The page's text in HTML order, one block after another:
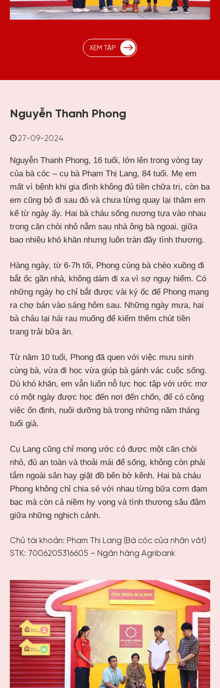
XEM TẬP
Nguyễn Thanh Phong
27-09-2024
Nguyễn Thanh Phong, 16 tuổi, lớn lên trong vòng tay
của bà cóc – cụ bà Phạm Thị Lang, 84 tuổi. Mẹ em
mất vì bệnh khi gia đình không đủ tiền chữa trị, còn ba
em cũng bỏ đi sau đó và chưa từng quay lại thăm em
kể từ ngày ấy. Hai bà cháu sống nương tựa vào nhau
trong căn chòi nhỏ nằm sau nhà ông bà ngoại, giữa
bao nhiêu khó khăn nhưng luôn tràn đầy tình thương.
Hàng ngày, từ 6-7h tối, Phong cùng bà chèo xuồng đi
bắt ốc gần nhà, không dám đi xa vì sợ nguy hiểm. Có
những ngày họ chỉ bắt được vài ký ốc để Phong mang
ra chợ bán vào sáng hôm sau. Những ngày mưa, hai
bà cháu lại hái rau muống để kiếm thêm chút tiền
trang trải bữa ăn.
Từ năm 10 tuổi, Phong đã quen với việc mưu sinh
cùng bà, vừa đi học vừa giúp bà gánh vác cuộc sống.
Dù khó khăn, em vẫn luôn nỗ lực học tập với ước mơ
có một ngày được học đến nơi đến chốn, để có công
việc ổn định, nuôi dưỡng bà trong những năm tháng
tuổi già.
Cụ Lang cũng chỉ mong ước có được một căn chòi
nhỏ, đủ an toàn và thoải mái để sống, không còn phải
tắm ngoài sân hay giặt đồ bên bờ kênh. Hai bà cháu
Phong không chỉ chia sẻ với nhau từng bữa cơm đạm
bạc mà còn cả niềm hy vọng và tình thương sâu đậm
giữa những nghịch cảnh.
Chủ tài khoản: Phạm Thị Lang (Bà cóc của nhân vật)
STK: 7006205316605 – Ngân hàng Agribank